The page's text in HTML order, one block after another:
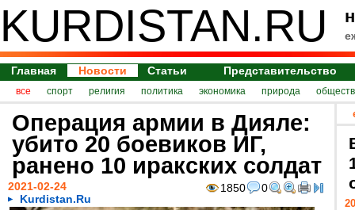
KURDISTAN.RU
Главная Новости Статьи Представительство
все спорт религия политика экономика природа
Операция армии в Дияле:
убито 20 боевиков ИГ,
ранено 10 иракских солдат
1850 0
2021-02-24
Kurdistan.Ru